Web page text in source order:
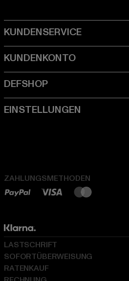
ZAHLUNGSMETHODEN
LASTSCHRIFT
SOFORTÜBERWEISUNG
RATENKAUF